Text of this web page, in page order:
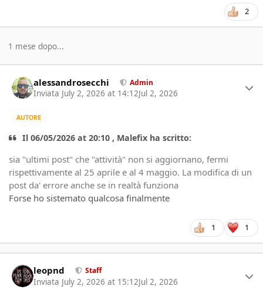
2
1 mese dopo...
alessandrosecchi Admin
Inviata July 2, 2026 at 14:12Jul 2, 2026
AUTORE
Il 06/05/2026 at 20:10 , Malefix ha scritto:
sia "ultimi post" che "attività" non si aggiornano, fermi
rispettivamente al 25 aprile e al 4 maggio. La modifica di un
post da' errore anche se in realtà funziona
Forse ho sistemato qualcosa finalmente
1 1
leopnd Staff
Inviata July 2, 2026 at 15:12Jul 2, 2026